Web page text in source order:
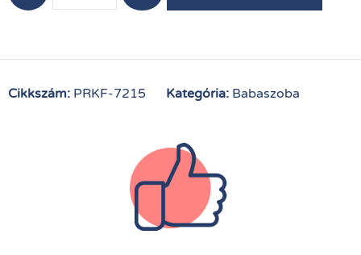
Cikkszám: PRKF-7215 Kategória: Babaszoba